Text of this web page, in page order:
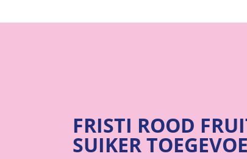
FRISTI ROOD
SUIKER